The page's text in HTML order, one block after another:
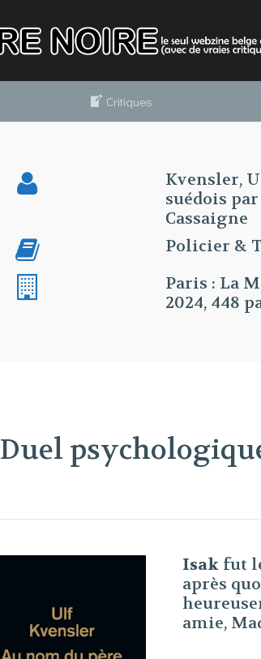
Critiques
Kvensler,
suédois
Cassaigne
Policier &
Paris : La
2024, 448
Duel
Isakfut
après
amie,